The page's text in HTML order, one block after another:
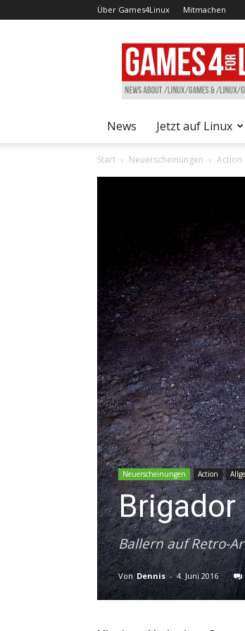
Über Games4Linux Mitmachen
Games4Linux
News Jetzt auf Linux
Start Neuerscheinungen Action
Neuerscheinungen Action
Brigador
Ballern auf Retro-
Von Dennis - 4. Juni 2016